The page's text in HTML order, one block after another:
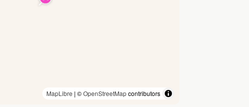
MapLibre | ©OpenStreetMapcontributors